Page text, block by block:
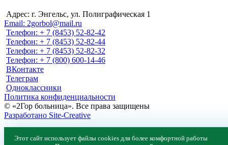
Адрес: г. Энгельс, ул. Полиграфическая 1
Email: 2gorbol@mail.ru
Телефон: + 7 (8453) 52-82-42
Телефон: + 7 (8453) 52-82-44
Телефон: + 7 (8453) 52-82-32
Телефон: + 7 (800) 600-14-46
ВКонтакте
Телеграм
Одноклассники
Политика конфиденциальности
© «2Гор больница». Все права защищены
Разработано Site-Creative
Платные услуги
Этот сайт использует файлы cookies для более комфортной работы